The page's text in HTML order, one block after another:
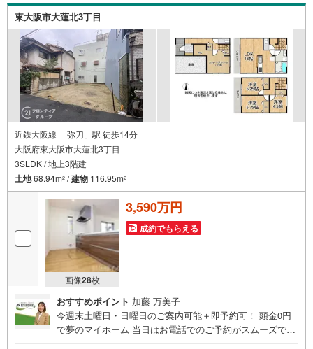
■なぜ建売価格で「理想」が叶うのか？
施工から販売までグループ内で完結させることで中間コストを徹底カッ
ト。その分を「広さ」と「性能」に還元しました
■「お金の理想」も諦めない。専属FPによる無料相談
・家計の「見える化」で安心を
教育費や老後資金など将来の出費を数値化。一生涯の家計シミュレーショ
ンを作成します。
・プロならではのアドバイス
「最適な銀行は？」「今の年収で大丈夫？」といった疑問から住宅ローン
の最大活用まで、家計を守る具体的なプランをご提案
「自分らしい家」と「安心できる将来」
どちらもフロンティアで叶えませんか？
当日の現地見学・FP相談も受付中です
東大阪市大蓮北3丁目
近鉄大阪線 「弥刀」駅 徒歩14分
大阪府東大阪市大蓮北3丁目
3SLDK / 地上3階建
土地68.94m2 /建物 116.95m2
画像28枚
3,590万円
成約でもらえる
おすすめポイント 加藤 万美子
今週末土曜日・日曜日のご案内可能＋即予約可！ 頭金0円
で夢のマイホーム 当日はお電話でのご予約がスムーズです